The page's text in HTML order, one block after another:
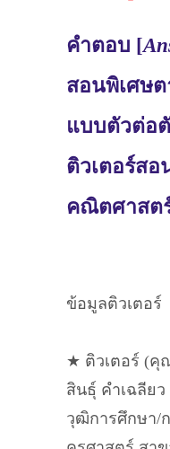
คำตอบ [
สอนพิเศษ
แบบตัวต่อ
ติวเตอร์สอ
คณิตศาสต
ข้อมูลติวเตอร์
★ ติวเตอร์ (คุ
สินธุ์ คำเฉลียว
วุฒิการศึกษา/